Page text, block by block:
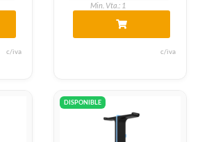
c/iva
Min. Vta.: 1
c/iva
DISPONIBLE